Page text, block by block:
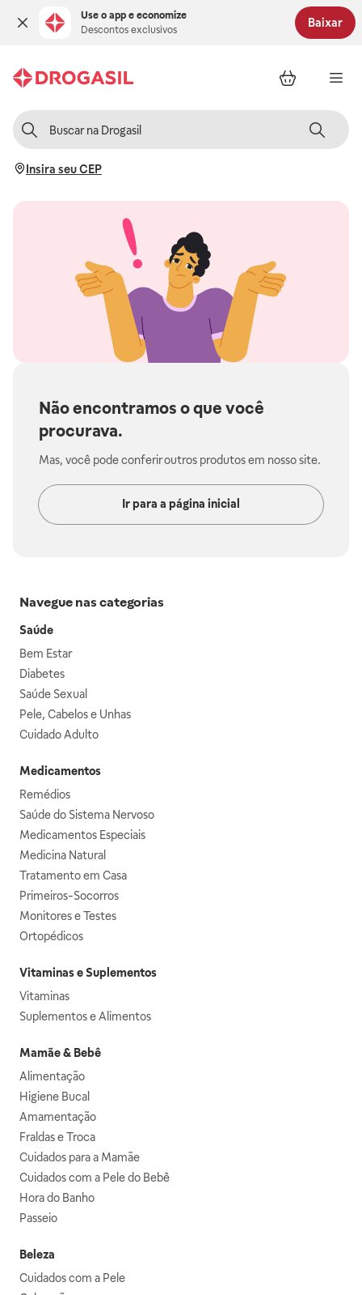
Use o app e economize
Descontos exclusivos
Baixar
Insira seu CEP
Não encontramos o que você
procurava.
Mas, você pode conferir outros produtos em nosso site.
Ir para a página inicial
Navegue nas categorias
Saúde
Bem Estar
Diabetes
Saúde Sexual
Pele, Cabelos e Unhas
Cuidado Adulto
Medicamentos
Remédios
Saúde do Sistema Nervoso
Medicamentos Especiais
Medicina Natural
Tratamento em Casa
Primeiros-Socorros
Monitores e Testes
Ortopédicos
Vitaminas e Suplementos
Vitaminas
Suplementos e Alimentos
Mamãe & Bebê
Alimentação
Higiene Bucal
Amamentação
Fraldas e Troca
Cuidados para a Mamãe
Cuidados com a Pele do Bebê
Hora do Banho
Passeio
Beleza
Cuidados com a Pele